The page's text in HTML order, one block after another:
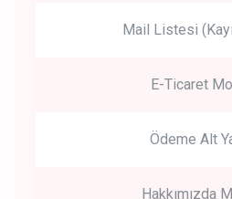
Mail Listesi
E-Ticaret
Ödeme Alt
Hakkımızda